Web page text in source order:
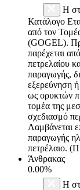
Η
Κατάλογο
από τον
(GOGEL).
παρέχεται
πετρελαίου
παραγωγής,
εξερεύνηση ή
ως ορυκτών
τομέα της
σχεδιασμό
Λαμβάνεται
παραγωγής
πετρέλαιο.
Άνθρακας
0.00%
Η